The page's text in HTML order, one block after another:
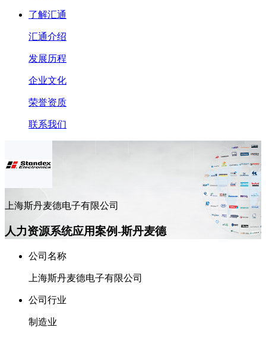
了解汇通
汇通介绍
发展历程
企业文化
荣誉资质
联系我们
上海斯丹麦德电子有限公司
人力资源系统应用案例-斯丹麦德
公司名称
上海斯丹麦德电子有限公司
公司行业
制造业